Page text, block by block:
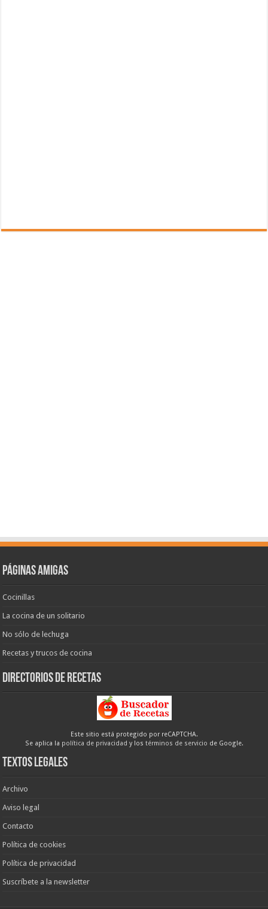
Páginas amigas
Cocinillas
La cocina de un solitario
No sólo de lechuga
Recetas y trucos de cocina
Directorios de recetas
Este sitio está protegido por reCAPTCHA.
Se aplica la política de privacidad y los términos de servicio de Google.
Textos legales
Archivo
Aviso legal
Contacto
Política de cookies
Política de privacidad
Suscríbete a la newsletter